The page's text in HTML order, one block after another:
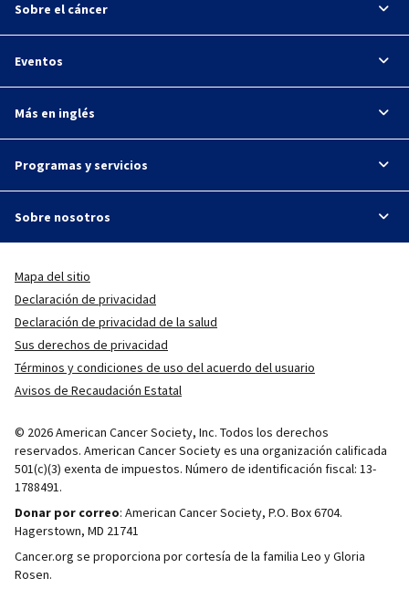
Sobre el cáncer
Eventos
Más en inglés
Programas y servicios
Sobre nosotros
Mapa del sitio
Declaración de privacidad
Declaración de privacidad de la salud
Sus derechos de privacidad
Términos y condiciones de uso del acuerdo del usuario
Avisos de Recaudación Estatal
© 2026 American Cancer Society, Inc. Todos los derechos
reservados. American Cancer Society es una organización calificada
501(c)(3) exenta de impuestos. Número de identificación fiscal: 13-
1788491.
Donar por correo: American Cancer Society, P.O. Box 6704.
Hagerstown, MD 21741
Cancer.org se proporciona por cortesía de la familia Leo y Gloria
Rosen.